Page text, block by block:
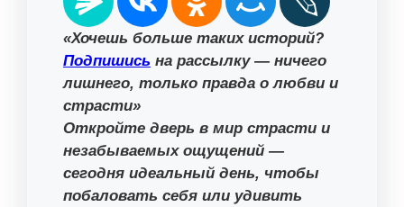
«Хочешь больше таких историй?
Подпишись на рассылку — ничего
лишнего, только правда о любви и
страсти»
Откройте дверь в мир страсти и
незабываемых ощущений —
сегодня идеальный день, чтобы
побаловать себя или удивить